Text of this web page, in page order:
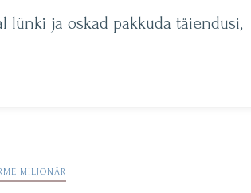
lünki ja oskad pakkuda täiendusi,
MILJONÄR